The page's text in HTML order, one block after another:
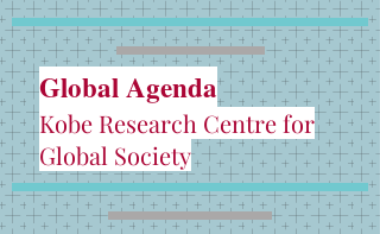
Global Agenda
Kobe Research Centre for
Global Society